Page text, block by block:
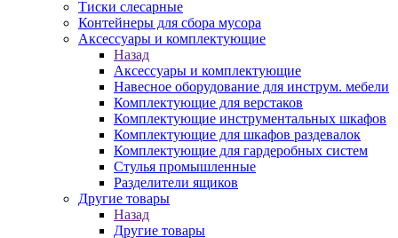
Тиски слесарные
Контейнеры для сбора мусора
Аксессуары и комплектующие
Назад
Аксессуары и комплектующие
Навесное оборудование для инструм. мебели
Комплектующие для верстаков
Комплектующие инструментальных шкафов
Комплектующие для шкафов раздевалок
Комплектующие для гардеробных систем
Стулья промышленные
Разделители ящиков
Другие товары
Назад
Другие товары